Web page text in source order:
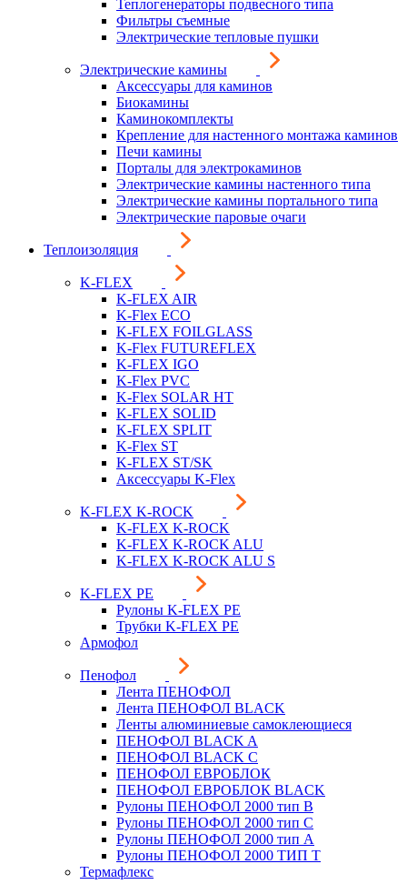
Теплогенераторы подвесного типа
Фильтры съемные
Электрические тепловые пушки
Электрические камины
Аксессуары для каминов
Биокамины
Каминокомплекты
Крепление для настенного монтажа каминов
Печи камины
Порталы для электрокаминов
Электрические камины настенного типа
Электрические камины портального типа
Электрические паровые очаги
Теплоизоляция
K-FLEX
K-FLEX AIR
K-Flex ECO
K-FLEX FOILGLASS
K-Flex FUTUREFLEX
K-FLEX IGO
K-Flex PVC
K-Flex SOLAR HT
K-FLEX SOLID
K-FLEX SPLIT
K-Flex ST
K-FLEX ST/SK
Аксессуары K-Flex
K-FLEX K-ROCK
K-FLEX K-ROCK
K-FLEX K-ROCK ALU
K-FLEX K-ROCK ALU S
K-FLEX PE
Рулоны K-FLEX PE
Трубки K-FLEX PE
Армофол
Пенофол
Лента ПЕНОФОЛ
Лента ПЕНОФОЛ BLACK
Ленты алюминиевые самоклеющиеся
ПЕНОФОЛ BLACK A
ПЕНОФОЛ BLACK С
ПЕНОФОЛ ЕВРОБЛОК
ПЕНОФОЛ ЕВРОБЛОК BLACK
Рулоны ПЕНОФОЛ 2000 тип B
Рулоны ПЕНОФОЛ 2000 тип C
Рулоны ПЕНОФОЛ 2000 тип А
Рулоны ПЕНОФОЛ 2000 ТИП Т
Термафлекс